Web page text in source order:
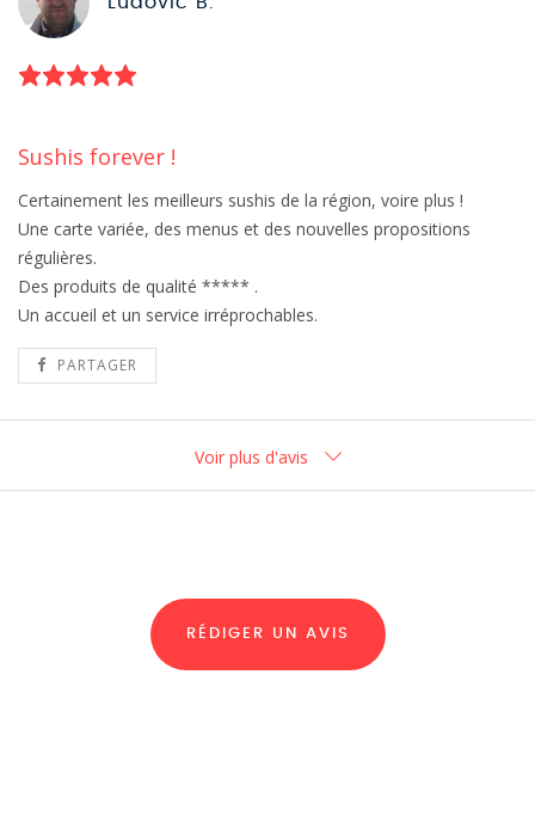
Sushis forever !
Certainement les meilleurs sushis de la région, voire plus !
Une carte variée, des menus et des nouvelles propositions
régulières.
Des produits de qualité ***** .
Un accueil et un service irréprochables.
PARTAGER
Voir plus d'avis
RÉDIGER UN AVIS